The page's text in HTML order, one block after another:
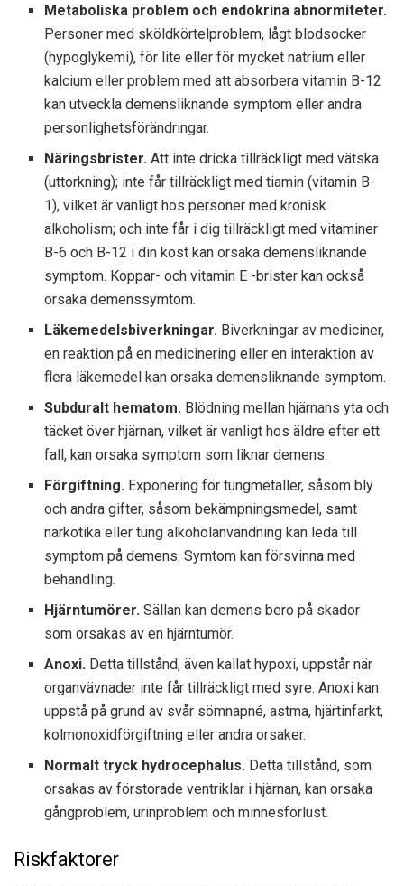
Metaboliska problem och endokrina abnormiteter.
Personer med sköldkörtelproblem, lågt blodsocker
(hypoglykemi), för lite eller för mycket natrium eller
kalcium eller problem med att absorbera vitamin B-12
kan utveckla demensliknande symptom eller andra
personlighetsförändringar.
Näringsbrister. Att inte dricka tillräckligt med vätska
(uttorkning); inte får tillräckligt med tiamin (vitamin B-
1), vilket är vanligt hos personer med kronisk
alkoholism; och inte får i dig tillräckligt med vitaminer
B-6 och B-12 i din kost kan orsaka demensliknande
symptom. Koppar- och vitamin E -brister kan också
orsaka demenssymtom.
Läkemedelsbiverkningar. Biverkningar av mediciner,
en reaktion på en medicinering eller en interaktion av
flera läkemedel kan orsaka demensliknande symptom.
Subduralt hematom. Blödning mellan hjärnans yta och
täcket över hjärnan, vilket är vanligt hos äldre efter ett
fall, kan orsaka symptom som liknar demens.
Förgiftning. Exponering för tungmetaller, såsom bly
och andra gifter, såsom bekämpningsmedel, samt
narkotika eller tung alkoholanvändning kan leda till
symptom på demens. Symtom kan försvinna med
behandling.
Hjärntumörer. Sällan kan demens bero på skador
som orsakas av en hjärntumör.
Anoxi. Detta tillstånd, även kallat hypoxi, uppstår när
organvävnader inte får tillräckligt med syre. Anoxi kan
uppstå på grund av svår sömnapné, astma, hjärtinfarkt,
kolmonoxidförgiftning eller andra orsaker.
Normalt tryck hydrocephalus. Detta tillstånd, som
orsakas av förstorade ventriklar i hjärnan, kan orsaka
gångproblem, urinproblem och minnesförlust.
Riskfaktorer